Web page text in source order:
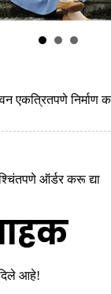
एकत्रितपणे निर्माण
ऑर्डर करू द्या
आहे!